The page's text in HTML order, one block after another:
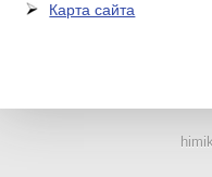
Карта сайта